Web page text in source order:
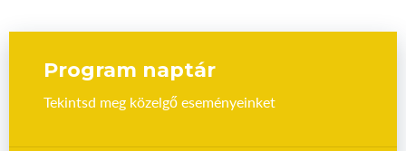
Program naptár
Tekintsd meg közelgő eseményeinket